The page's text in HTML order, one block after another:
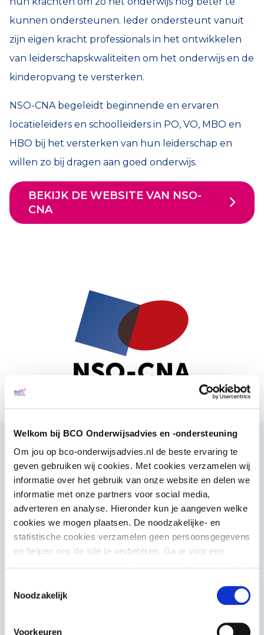
Welkom bij BCO Onderwijsadvies en -ondersteuning
Om jou op bco-onderwijsadvies.nl de beste ervaring te
geven gebruiken wij cookies. Met cookies verzamelen wij
informatie over het gebruik van onze website en delen we
informatie met onze partners voor social media,
adverteren en analyse. Hieronder kun je aangeven welke
cookies we mogen plaatsen. De noodzakelijke- en
statistische cookies verzamelen geen persoonsgegevens
en helpen ons de site te verbeteren. Ga je voor een
Noodzakelijk
Voorkeuren
kunnen ondersteunen. Ieder ondersteunt vanuit
zijn eigen kracht professionals in het ontwikkelen
van leiderschapskwaliteiten om het onderwijs en de
kinderopvang te versterken.
NSO-CNA begeleidt beginnende en ervaren
locatieleiders en schoolleiders in PO, VO, MBO en
HBO bij het versterken van hun leiderschap en
willen zo bij dragen aan goed onderwijs.
BEKIJK DE WEBSITE VAN NSO-
CNA
Onze organisatie
We hebben veel vertrouwen in de ontwikkeling
van kinderen, jongeren en onze klanten en kijken
met die optimistische blik ook naar onze
medewerkers. We zijn een platte organisatie met zo
min mogelijk leidinggevenden. We werken met
ondersteunende staf waarin we zoveel mogelijk